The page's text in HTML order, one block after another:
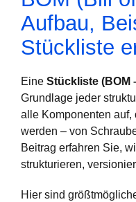
Aufbau,
Stückliste
Eine Stückliste (BOM
Grundlage jeder
alle Komponenten auf,
werden – von
Beitrag erfahren Sie,
strukturieren,
Hier sind